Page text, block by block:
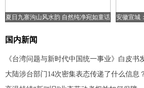
夏日九寨沟山风水韵 自然纯净宛如童话
安徽宣城
国内新闻
《台湾问题与新时代中国统一事业》白皮书
大陆涉台部门14次密集表态传递了什么信息